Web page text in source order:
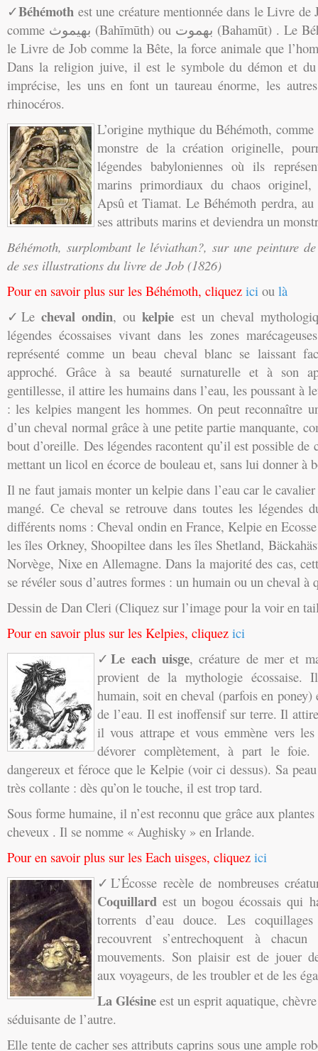
✓Béhémoth est une créature mentionnée dans le Livre de
comme بهيموث (Bahīmūth) ou بهموت (Bahamūt) . Le Béhémoth est présenté dans
le Livre de Job comme la Bête, la force animale que
Dans la religion juive, il est le symbole du démon et du
imprécise, les uns en font un taureau énorme, les
rhinocéros.
L’origine mythique du Béhémoth,
monstre de la création originelle,
légendes babyloniennes où ils
marins primordiaux du chaos originel,
Apsû et Tiamat. Le Béhémoth perdra, au
ses attributs marins et deviendra un
Béhémoth, surplombant le léviathan?, sur une peinture
de ses illustrations du livre de Job (1826)
Pour en savoir plus sur les Béhémoth, cliquez ici ou là
✓Lecheval ondin, oukelpie est un cheval
légendes écossaises vivant dans les zones
représenté comme un beau cheval blanc se laissant
approché. Grâce à sa beauté surnaturelle et à son
gentillesse, il attire les humains dans l’eau, les poussant à
: les kelpies mangent les hommes. On peut reconnaître
d’un cheval normal grâce à une petite partie manquante,
bout d’oreille. Des légendes racontent qu’il est possible
mettant un licol en écorce de bouleau et, sans lui donner à
Il ne faut jamais monter un kelpie dans l’eau car le
mangé. Ce cheval se retrouve dans toutes les légendes
différents noms : Cheval ondin en France, Kelpie en
les îles Orkney, Shoopiltee dans les îles Shetland,
Norvège, Nixe en Allemagne. Dans la majorité des cas,
se révéler sous d’autres formes : un humain ou un cheval à
Dessin de Dan Cleri (Cliquez sur l’image pour la voir en
Pour en savoir plus sur les Kelpies, cliquez ici
✓Le each uisge, créature de mer et
provient de la mythologie écossaise.
humain, soit en cheval (parfois en poney)
de l’eau. Il est inoffensif sur terre. Il
il vous attrape et vous emmène vers
dévorer complètement, à part le
dangereux et féroce que le Kelpie (voir ci dessus). Sa
très collante : dès qu’on le touche, il est trop tard.
Sous forme humaine, il n’est reconnu que grâce aux plantes
cheveux . Il se nomme « Aughisky » en Irlande.
Pour en savoir plus sur les Each uisges, cliquez ici
✓L’Écosse recèle de nombreuses
Coquillard est un bogou écossais qui
torrents d’eau douce. Les
recouvrent s’entrechoquent à
mouvements. Son plaisir est de jouer
aux voyageurs, de les troubler et de les
La Glésine est un esprit aquatique,
séduisante de l’autre.
Elle tente de cacher ses attributs caprins sous une ample